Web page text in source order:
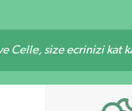
Celle, size ecrinizi kat